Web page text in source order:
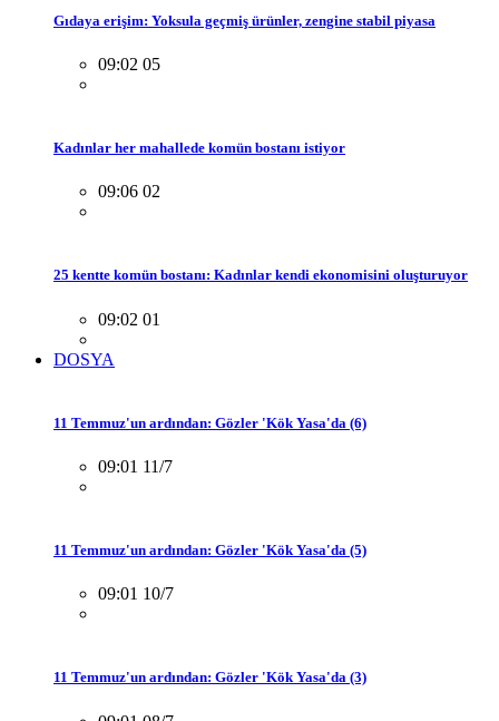
Gıdaya erişim: Yoksula geçmiş ürünler, zengine stabil piyasa
09:02 05
Kadınlar her mahallede komün bostanı istiyor
09:06 02
25 kentte komün bostanı: Kadınlar kendi ekonomisini oluşturuyor
09:02 01
DOSYA
11 Temmuz'un ardından: Gözler 'Kök Yasa'da (6)
09:01 11/7
11 Temmuz'un ardından: Gözler 'Kök Yasa'da (5)
09:01 10/7
11 Temmuz'un ardından: Gözler 'Kök Yasa'da (3)